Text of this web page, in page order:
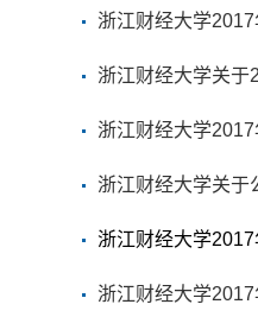
浙江财经大学
浙江财经大学关于
浙江财经大学2017
浙江财经大学关于
浙江财经大学
浙江财经大学